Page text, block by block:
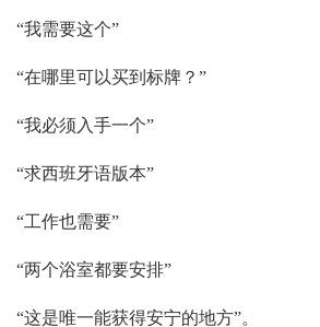
“我需要这个”
“在哪里可以买到标牌？”
“我必须入手一个”
“求西班牙语版本”
“工作也需要”
“两个浴室都要安排”
“这是唯一能获得安宁的地方”。